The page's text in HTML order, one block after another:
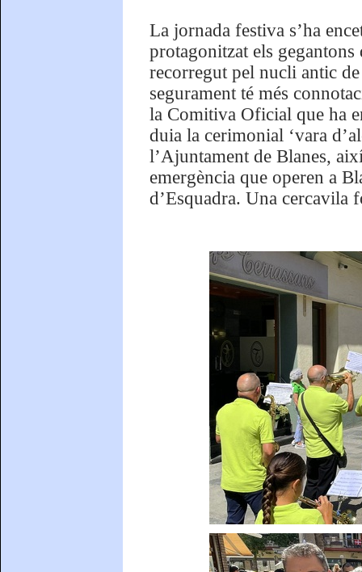
La jornada festiva s’ha
protagonitzat els
recorregut pel nucli antic
segurament té més
la Comitiva Oficial que ha
duia la cerimonial ‘vara
l’Ajuntament de Blanes,
emergència que operen a
d’Esquadra. Una cercavila